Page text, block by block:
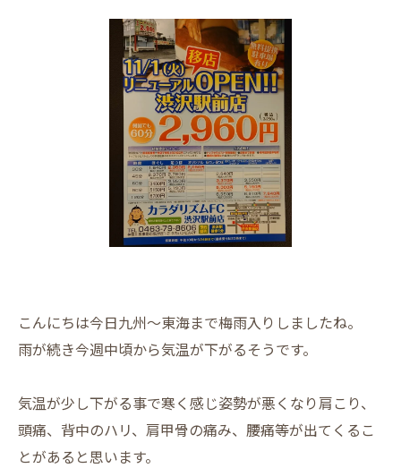
こんにちは今日九州〜東海まで梅雨入りしましたね。
雨が続き今週中頃から気温が下がるそうです。
気温が少し下がる事で寒く感じ姿勢が悪くなり肩こり、
頭痛、背中のハリ、肩甲骨の痛み、腰痛等が出てくるこ
とがあると思います。